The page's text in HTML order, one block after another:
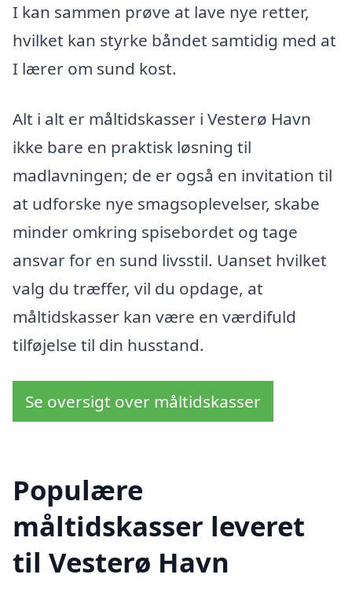
I kan sammen prøve at lave nye retter,
hvilket kan styrke båndet samtidig med at
I lærer om sund kost.
Alt i alt er måltidskasser i Vesterø Havn
ikke bare en praktisk løsning til
madlavningen; de er også en invitation til
at udforske nye smagsoplevelser, skabe
minder omkring spisebordet og tage
ansvar for en sund livsstil. Uanset hvilket
valg du træffer, vil du opdage, at
måltidskasser kan være en værdifuld
tilføjelse til din husstand.
Se oversigt over måltidskasser
Populære
måltidskasser leveret
til Vesterø Havn